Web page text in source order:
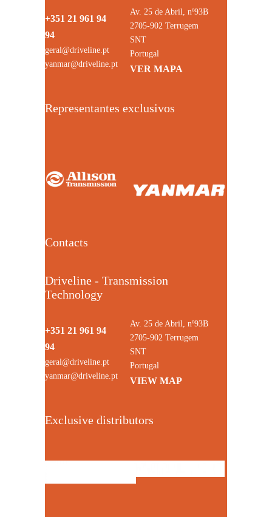
+351 21 961 94
94
geral@driveline.pt
yanmar@driveline.pt
Av. 25 de Abril, nº93B
2705-902 Terrugem
SNT
Portugal
VER MAPA
Representantes exclusivos
Contacts
Driveline - Transmission
Technology
+351 21 961 94
94
geral@driveline.pt
yanmar@driveline.pt
Av. 25 de Abril, nº93B
2705-902 Terrugem
SNT
Portugal
VIEW MAP
Exclusive distributors